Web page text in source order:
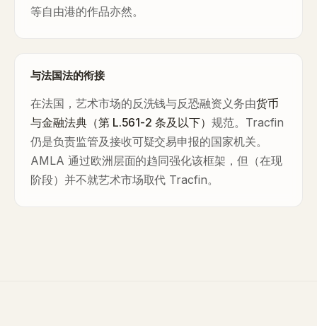
等自由港的作品亦然。
与法国法的衔接
在法国，艺术市场的反洗钱与反恐融资义务由货币
与金融法典（第 L.561-2 条及以下） 规范。Tracfin
仍是负责监管及接收可疑交易申报的国家机关。
AMLA 通过欧洲层面的趋同强化该框架，但（在现
阶段）并不就艺术市场取代 Tracfin。